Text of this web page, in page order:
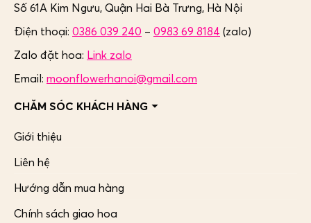
Số 61A Kim Ngưu, Quận Hai Bà Trưng, Hà Nội
Điện thoại: 0386 039 240 – 0983 69 8184 (zalo)
Zalo đặt hoa: Link zalo
Email: moonflowerhanoi@gmail.com
CHĂM SÓC KHÁCH HÀNG
Giới thiệu
Liên hệ
Hướng dẫn mua hàng
Chính sách giao hoa